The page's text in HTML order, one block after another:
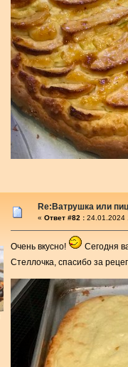
Re:Ватрушка или
« Ответ #82 : 24.01.2024
Очень вкусно!
Сегодня
Стеллочка, спасибо за